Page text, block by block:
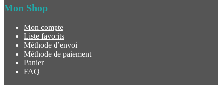
Mon Shop
Mon compte
Liste favorits
Méthode d’envoi
Méthode de paiement
Panier
FAQ